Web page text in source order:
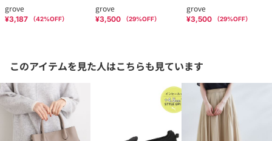
grove
¥3,187 （42%OFF）
grove
¥3,500 （29%OFF）
grove
¥3,500 （29%OFF）